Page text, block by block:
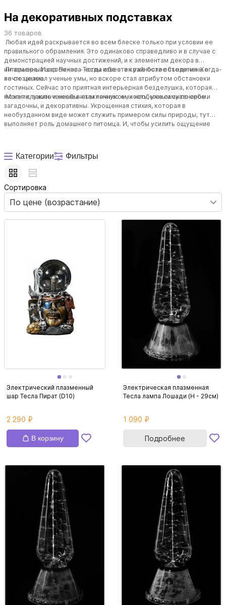
На декоративных подставках
36 товаров
Любая идей раскрывается во всем блеске только при условии ее
правильного обрамления. Это одинаково справедливо и в случае с
демонстрацией научных достижений, и к элементам декора в
интерьере. И особенно – когда обе эти крайности объединены в
нечто целое.
Плазменный шар НиколаТеслы известен уже более столетия. Когда-
то он занимал ученые умы, но вскоре стал атрибутом обстановки
гостиных. Сейчас это приятная интерьерная безделушка, которая
может служить и необычным ночником, и необычным сувениром.
Молнии, заключенные в стеклянную емкость, уже сами по себе и
загадочны, и декоративны. Укрощенная стихия, которая в
необузданном виде может служить примером силы природы, тут
выполняет роль домашнего питомца. И, чтобы усилить ощущение
подставка, позволяющая вживить устройство в любой интерьер – от
детской комнаты до лаконичного
подойдет подставка в форме рук или керамического талисмана из
арсенала восточной мифологии.
Категории Фильтры
Сортировка
По цене (возрастание)
Электрический плазменный
шар Тесла Пират (D10)
2 290 ₽
В корзину
Электрическая плазменная
Тесла лампа Лошади (H - 29см)
1 090 ₽
Подробнее